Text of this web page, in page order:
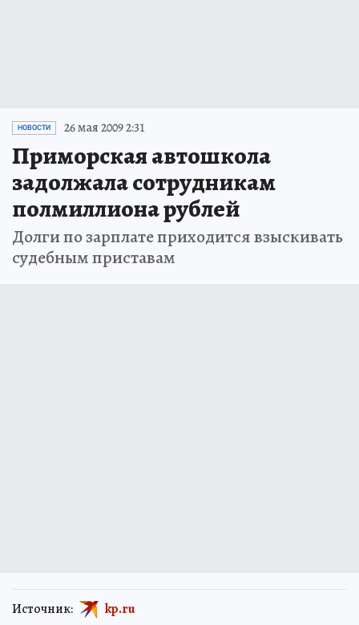
НОВОСТИ 26 мая 2009 2:31
Приморская автошкола
задолжала сотрудникам
полмиллиона рублей
Долги по зарплате приходится взыскивать
судебным приставам
Источник: kp.ru